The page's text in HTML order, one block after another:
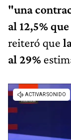
"una
al 12,5%
reiteró que
al 29%